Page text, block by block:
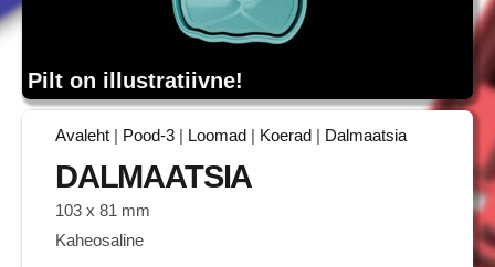
Pilt on illustratiivne!
Avaleht Pood-3 Loomad Koerad Dalmaatsia
DALMAATSIA
103 x 81 mm
Kaheosaline